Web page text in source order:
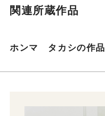
関連所蔵作品
ホンマ タカシの作品